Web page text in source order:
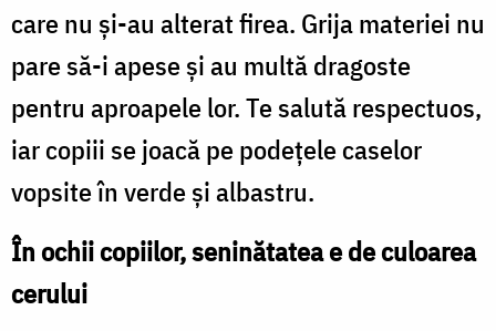
care nu și-au alterat firea. Grija materiei nu
pare să-i apese și au multă dragoste
pentru aproapele lor. Te salută respectuos,
iar copiii se joacă pe podețele caselor
vopsite în verde și albastru.
În ochii copiilor, seninătatea e de culoarea
cerului